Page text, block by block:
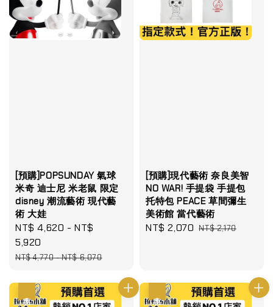
[預購]POPSUNDAY 氣球
米奇 迪士尼 米老鼠 限定
disney 潮流藝術 現代藝
術 大娃
Sale
price
NT$ 4,620 -NT$
5,920
Regular
NT$ 4,770-NT$ 6,070
[預購]現代藝術 奈良美智
NO WAR! 手提袋 手提包
托特包 PEACE 草間彌生
美術館 當代藝術
Sale
NT$ 2,070 Regular
NT$ 2,170